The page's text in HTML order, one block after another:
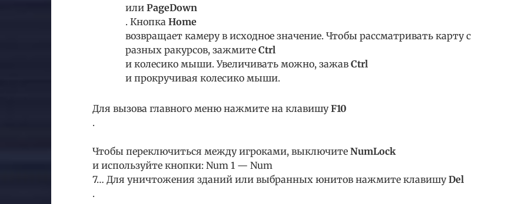
или PageDown
. Кнопка Home
возвращает камеру в исходное значение. Чтобы рассматривать карту с
разных ракурсов, зажмите Ctrl
и колесико мыши. Увеличивать можно, зажав Ctrl
и прокручивая колесико мыши.
Для вызова главного меню нажмите на клавишуF10
.
Чтобы переключиться между игроками, выключите NumLock
и используйте кнопки: Num 1 — Num
7… Для уничтожения зданий или выбранных юнитов нажмите клавишуDel
.